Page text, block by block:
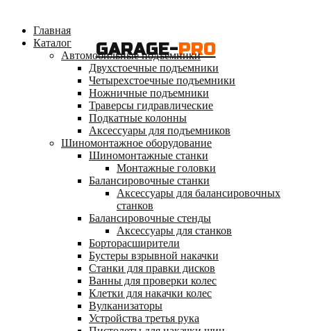
GARAGE-PRO
Главная
Каталог
Автомобильные подъемники
Двухстоечные подъемники
Четырехстоечные подъемники
Ножничные подъемники
Траверсы гидравлические
Подкатные колонны
Аксессуары для подъемников
Шиномонтажное оборудование
Шиномонтажные станки
Монтажные головки
Балансировочные станки
Аксессуары для балансировочных
станков
Балансировочные стенды
Аксессуары для станков
Борторасширители
Бустеры взрывной накачки
Станки для правки дисков
Ванны для проверки колес
Клетки для накачки колес
Вулканизаторы
Устройства третья рука